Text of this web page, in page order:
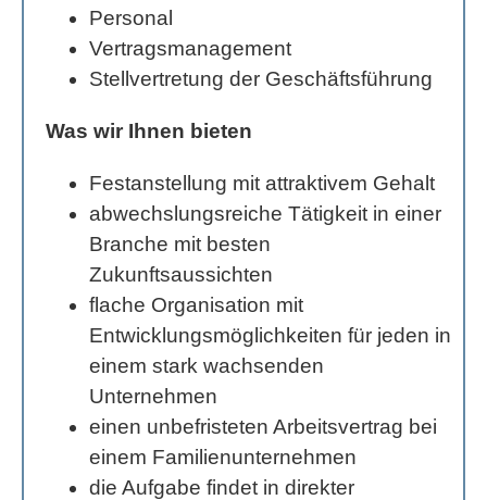
Personal
Vertragsmanagement
Stellvertretung der Geschäftsführung
Was wir Ihnen bieten
Festanstellung mit attraktivem Gehalt
abwechslungsreiche Tätigkeit in einer
Branche mit besten
Zukunftsaussichten
flache Organisation mit
Entwicklungsmöglichkeiten für jeden in
einem stark wachsenden
Unternehmen
einen unbefristeten Arbeitsvertrag bei
einem Familienunternehmen
die Aufgabe findet in direkter